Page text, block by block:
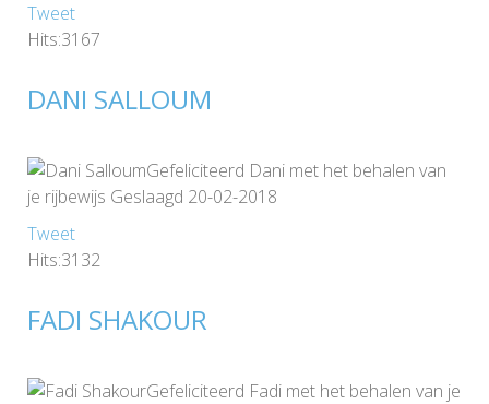
Tweet
Hits:3167
DANI SALLOUM
Gefeliciteerd Dani met het behalen van
je rijbewijs Geslaagd 20-02-2018
Tweet
Hits:3132
FADI SHAKOUR
Gefeliciteerd Fadi met het behalen van je